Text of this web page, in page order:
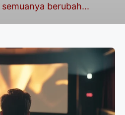
berubah...